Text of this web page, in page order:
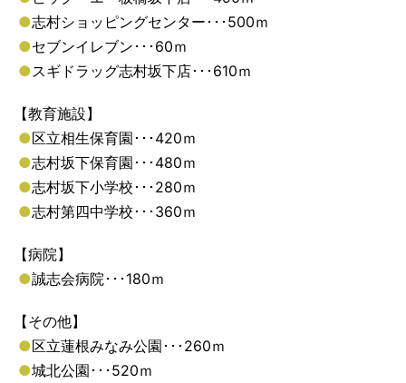
●志村ショッピングセンター･･･500ｍ
●セブンイレブン･･･60ｍ
●スギドラッグ志村坂下店･･･610ｍ
【教育施設】
●区立相生保育園･･･420ｍ
●志村坂下保育園･･･480ｍ
●志村坂下小学校･･･280ｍ
●志村第四中学校･･･360ｍ
【病院】
●誠志会病院･･･180ｍ
【その他】
●区立蓮根みなみ公園･･･260ｍ
●城北公園･･･520ｍ